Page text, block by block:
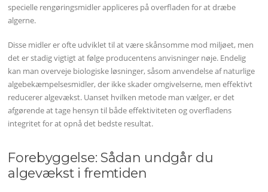
specielle rengøringsmidler appliceres på overfladen for at dræbe
algerne.
Disse midler er ofte udviklet til at være skånsomme mod miljøet, men
det er stadig vigtigt at følge producentens anvisninger nøje. Endelig
kan man overveje biologiske løsninger, såsom anvendelse af naturlige
algebekæmpelsesmidler, der ikke skader omgivelserne, men effektivt
reducerer algevækst. Uanset hvilken metode man vælger, er det
afgørende at tage hensyn til både effektiviteten og overfladens
integritet for at opnå det bedste resultat.
Forebyggelse: Sådan undgår du
algevækst i fremtiden